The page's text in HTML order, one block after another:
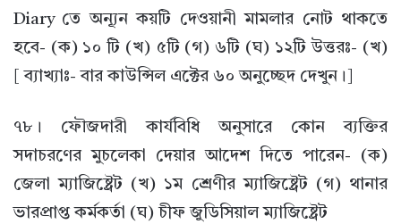
Diary তে অন্যূন কয়টি দেওয়ানী মামলার নোট থাকতে
হবে- (ক) ১০ টি (খ) ৫টি (গ) ৬টি (ঘ) ১২টি উত্তরঃ- (খ)
[ ব্যাখ্যাঃ- বার কাউন্সিল এক্টের ৬০ অনুচ্ছেদ দেখুন।]
৭৮। ফৌজদারী কার্যবিধি অনুসারে কোন ব্যক্তির
সদাচরণের মুচলেকা দেয়ার আদেশ দিতে পারেন- (ক)
জেলা ম্যাজিষ্ট্রেট (খ) ১ম শ্রেণীর ম্যাজিষ্ট্রেট (গ) থানার
ভারপ্রাপ্ত কর্মকর্তা (ঘ) চীফ জুডিসিয়াল ম্যাজিষ্ট্রেট